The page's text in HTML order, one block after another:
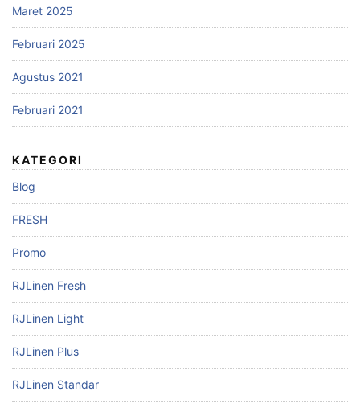
Maret 2025
Februari 2025
Agustus 2021
Februari 2021
KATEGORI
Blog
FRESH
Promo
RJLinen Fresh
RJLinen Light
RJLinen Plus
RJLinen Standar